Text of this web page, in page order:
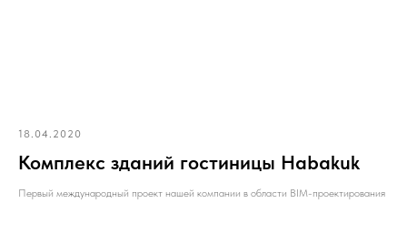
18.04.2020
Комплекс зданий гостиницы Habakuk
Первый международный проект нашей компании в области BIM-проектирования